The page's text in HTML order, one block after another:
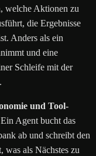
welche Aktionen zu
die Ergebnisse
Anders als ein
und eine
Schleife mit der
und Tool-
Agent bucht das
ab und schreibt den
als Nächstes zu